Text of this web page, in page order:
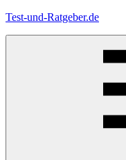
Zum
Test-und-Ratgeber.de